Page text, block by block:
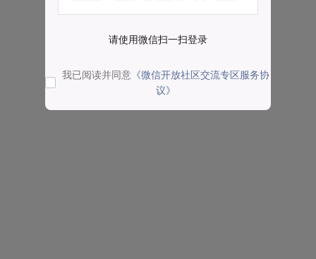
请使用微信扫一扫登录
我已阅读并同意 《微信开放社区交流专区服务协
议》